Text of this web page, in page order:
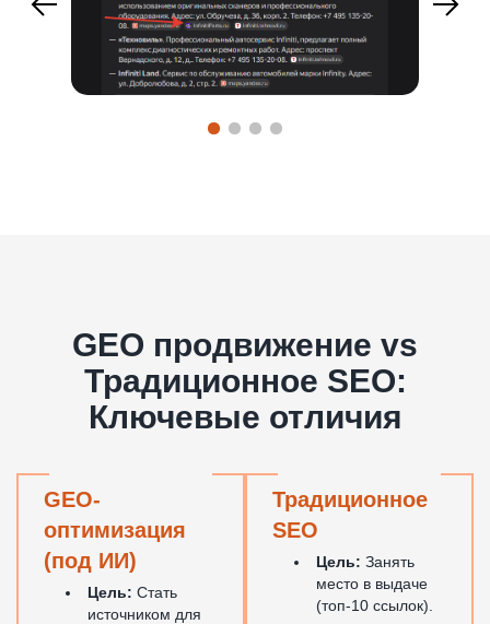
GEO продвижение vs
Традиционное SEO:
Ключевые отличия
GEO-
оптимизация
(под ИИ)
Цель: Стать
источником для
Традиционное
SEO
Цель: Занять
место в выдаче
(топ-10 ссылок).